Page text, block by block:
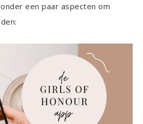
een paar aspecten om